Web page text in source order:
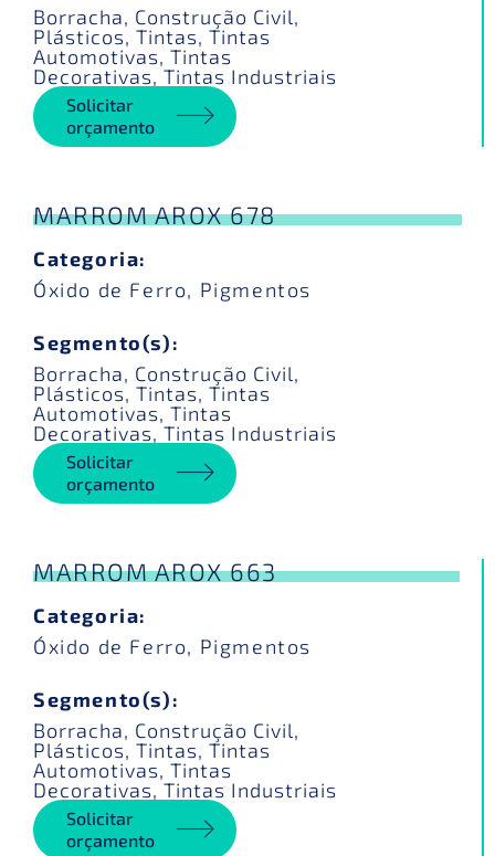
Borracha, Construção Civil,
Plásticos, Tintas, Tintas
Automotivas, Tintas
Decorativas, Tintas Industriais
Solicitar
orçamento
MARROM AROX 678
Categoria:
Óxido de Ferro, Pigmentos
Segmento(s):
Borracha, Construção Civil,
Plásticos, Tintas, Tintas
Automotivas, Tintas
Decorativas, Tintas Industriais
Solicitar
orçamento
MARROM AROX 663
Categoria:
Óxido de Ferro, Pigmentos
Segmento(s):
Borracha, Construção Civil,
Plásticos, Tintas, Tintas
Automotivas, Tintas
Decorativas, Tintas Industriais
Solicitar
orçamento